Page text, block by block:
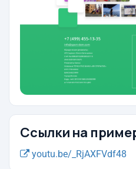
Ссылки на
youtu.be/_RjAXFVdf48